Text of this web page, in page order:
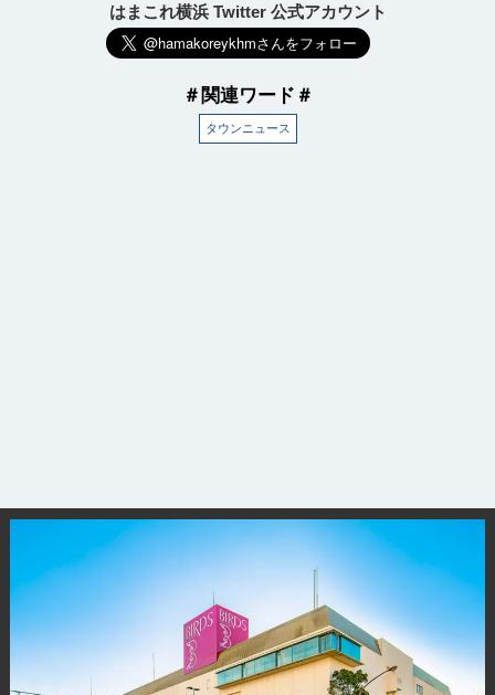
はまこれ横浜 Twitter 公式アカウント
＃関連ワード＃
タウンニュース